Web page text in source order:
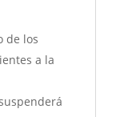
de los
a la